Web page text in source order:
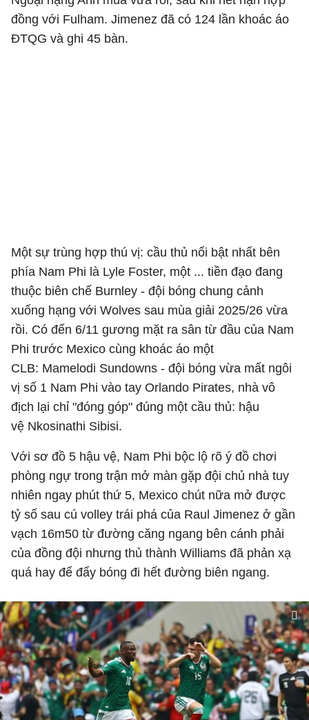
đồng với Fulham. Jimenez đã có 124 lần khoác áo
ĐTQG và ghi 45 bàn.
Một sự trùng hợp thú vị: cầu thủ nổi bật nhất bên
phía Nam Phi là Lyle Foster, một ... tiền đạo đang
thuộc biên chế Burnley - đội bóng chung cảnh
xuống hạng với Wolves sau mùa giải 2025/26 vừa
rồi. Có đến 6/11 gương mặt ra sân từ đầu của Nam
Phi trước Mexico cùng khoác áo một
CLB: Mamelodi Sundowns - đội bóng vừa mất ngôi
vị số 1 Nam Phi vào tay Orlando Pirates, nhà vô
địch lại chỉ "đóng góp" đúng một cầu thủ: hậu
vệ Nkosinathi Sibisi.
Với sơ đồ 5 hậu vệ, Nam Phi bộc lộ rõ ý đồ chơi
phòng ngự trong trận mở màn gặp đội chủ nhà tuy
nhiên ngay phút thứ 5, Mexico chút nữa mở được
tỷ số sau cú volley trái phá của Raul Jimenez ở gần
vạch 16m50 từ đường căng ngang bên cánh phải
của đồng đội nhưng thủ thành Williams đã phản xạ
quá hay để đẩy bóng đi hết đường biên ngang.